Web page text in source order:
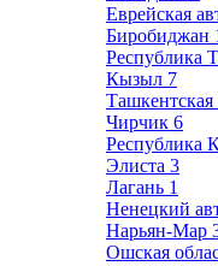
Еврейская
Биробиджан
Республика
Кызыл 7
Ташкентская
Чирчик 6
Республика
Элиста 3
Лагань 1
Ненецкий
Нарьян-Мар
Ошская